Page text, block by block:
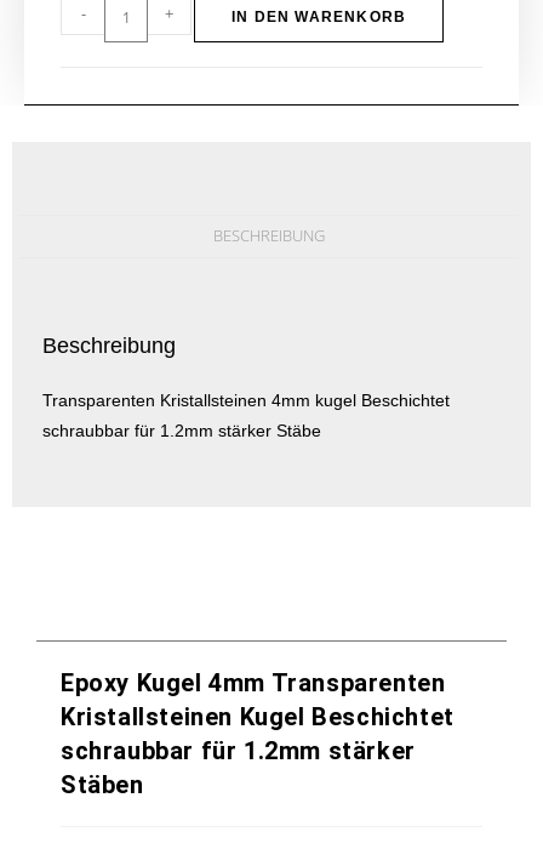
- + IN DEN WARENKORB
BESCHREIBUNG
Beschreibung
Transparenten Kristallsteinen 4mm kugel Beschichtet
schraubbar für 1.2mm stärker Stäbe
Epoxy Kugel 4mm Transparenten
Kristallsteinen Kugel Beschichtet
schraubbar für 1.2mm stärker
Stäben